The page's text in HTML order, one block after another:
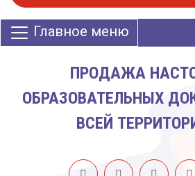
Главное меню
ПРОДАЖА
ОБРАЗОВАТЕЛЬНЫХ
ВСЕЙ